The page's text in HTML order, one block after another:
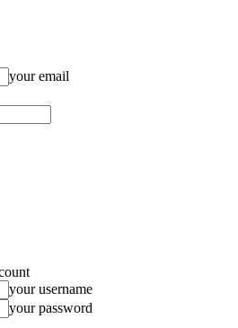
your email
your username
your password